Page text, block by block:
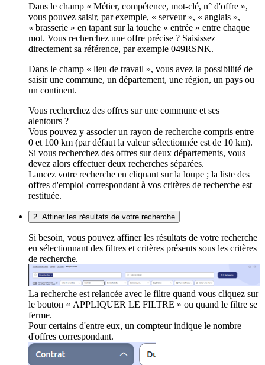
Dans le champ « Métier, compétence, mot-clé, n° d'offre »,
vous pouvez saisir, par exemple, « serveur », « anglais »,
« brasserie » en tapant sur la touche « entrée » entre chaque
mot. Vous recherchez une offre précise ? Saisissez
directement sa référence, par exemple 049RSNK.
Dans le champ « lieu de travail », vous avez la possibilité de
saisir une commune, un département, une région, un pays ou
un continent.
Vous recherchez des offres sur une commune et ses
alentours ?
Vous pouvez y associer un rayon de recherche compris entre
0 et 100 km (par défaut la valeur sélectionnée est de 10 km).
Si vous recherchez des offres sur deux départements, vous
devez alors effectuer deux recherches séparées.
Lancez votre recherche en cliquant sur la loupe ; la liste des
offres d'emploi correspondant à vos critères de recherche est
restituée.
2. Affiner les résultats de votre recherche
Si besoin, vous pouvez affiner les résultats de votre recherche
en sélectionnant des filtres et critères présents sous les critères
de recherche.
La recherche est relancée avec le filtre quand vous cliquez sur
le bouton « APPLIQUER LE FILTRE » ou quand le filtre se
ferme.
Pour certains d'entre eux, un compteur indique le nombre
d'offres correspondant.